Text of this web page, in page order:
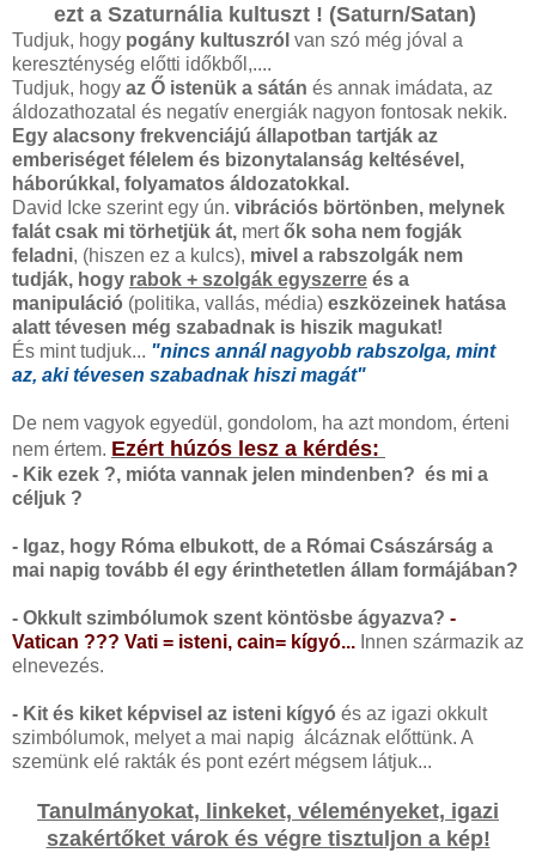
ezt a Szaturnália kultuszt ! (Saturn/Satan)
Tudjuk, hogy pogány kultuszról van szó még jóval a
kereszténység előtti időkből,....
Tudjuk, hogy az Ő istenük a sátán és annak imádata, az
áldozathozatal és negatív energiák nagyon fontosak nekik.
Egy alacsony frekvenciájú állapotban tartják az
emberiséget félelem és bizonytalanság keltésével,
háborúkkal, folyamatos áldozatokkal.
David Icke szerint egy ún. vibrációs börtönben, melynek
falát csak mi törhetjük át, mertők soha nem fogják
feladni, (hiszen ez a kulcs), mivel a rabszolgák nem
tudják, hogy rabok + szolgák egyszerre és a
manipuláció (politika, vallás, média) eszközeinek hatása
alatt tévesen még szabadnak is hiszik magukat!
És mint tudjuk... "nincs annál nagyobb rabszolga, mint
az, aki tévesen szabadnak hiszi magát"
De nem vagyok egyedül, gondolom, ha azt mondom, érteni
nem értem. Ezért húzós lesz a kérdés:
- Kik ezek ?, mióta vannak jelen mindenben? és mi a
céljuk ?
- Igaz, hogy Róma elbukott, de a Római Császárság a
mai napig tovább él egy érinthetetlen állam formájában?
- Okkult szimbólumok szent köntösbe ágyazva? -
Vatican ??? Vati = isteni, cain= kígyó... Innen származik az
elnevezés.
- Kit és kiket képvisel az isteni kígyó és az igazi okkult
szimbólumok, melyet a mai napig álcáznak előttünk. A
szemünk elé rakták és pont ezért mégsem látjuk...
Tanulmányokat, linkeket, véleményeket, igazi
szakértőket várok és végre tisztuljon a kép!